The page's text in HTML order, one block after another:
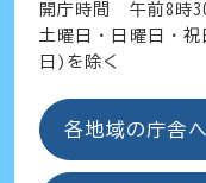
開庁時間 午前8時
土曜日・日曜日・
日)を除く
各地域の庁舎